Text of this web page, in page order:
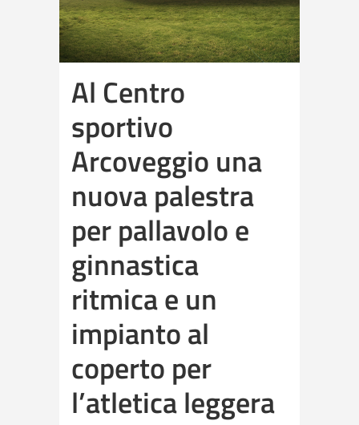
Al Centro
sportivo
Arcoveggio una
nuova palestra
per pallavolo e
ginnastica
ritmica e un
impianto al
coperto per
l’atletica leggera